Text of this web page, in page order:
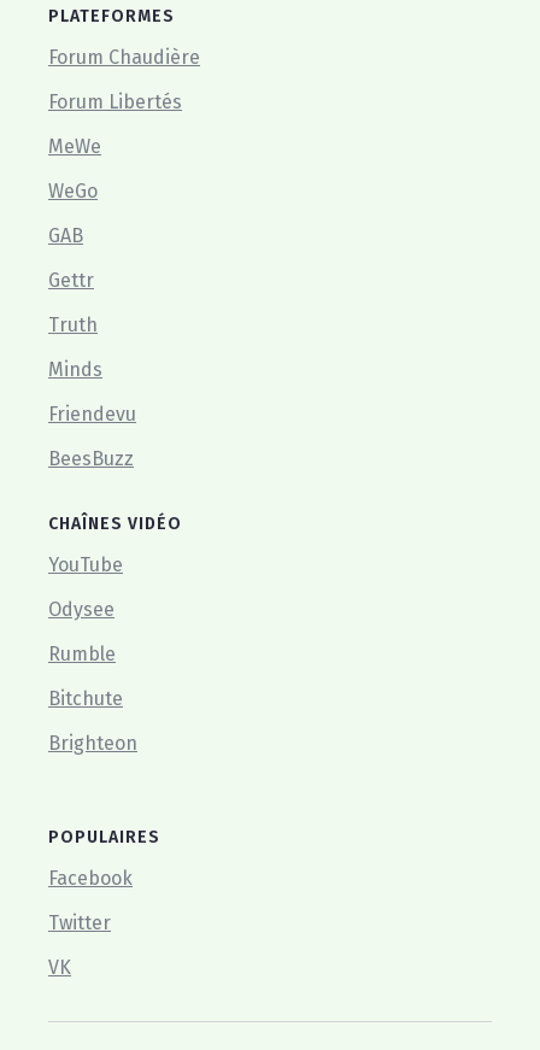
PLATEFORMES
Forum Chaudière
Forum Libertés
MeWe
WeGo
GAB
Gettr
Truth
Minds
Friendevu
BeesBuzz
CHAÎNES VIDÉO
YouTube
Odysee
Rumble
Bitchute
Brighteon
POPULAIRES
Facebook
Twitter
VK